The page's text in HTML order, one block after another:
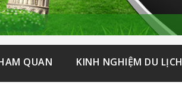
QUAN KINH NGHIỆM DU LỊCH